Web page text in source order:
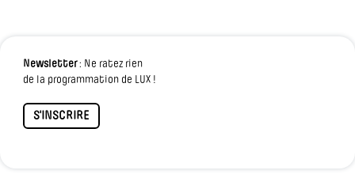
Newsletter: Ne ratez rien
de la programmation de LUX !
S'INSCRIRE